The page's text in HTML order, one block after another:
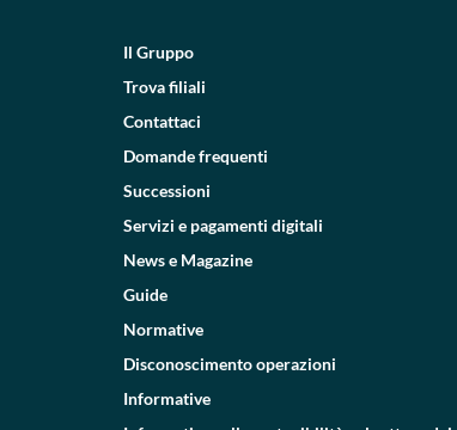
Il Gruppo
Trova filiali
Contattaci
Domande frequenti
Successioni
Servizi e pagamenti digitali
News e Magazine
Guide
Normative
Disconoscimento operazioni
Informative